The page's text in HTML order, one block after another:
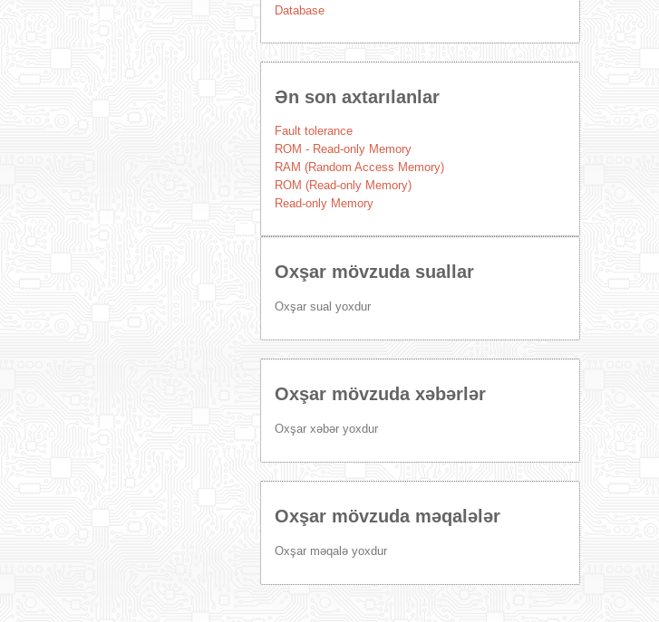
Database
Ən son axtarılanlar
Fault tolerance
ROM - Read-only Memory
RAM (Random Access Memory)
ROM (Read-only Memory)
Read-only Memory
Oxşar mövzuda suallar
Oxşar sual yoxdur
Oxşar mövzuda xəbərlər
Oxşar xəbər yoxdur
Oxşar mövzuda məqalələr
Oxşar məqalə yoxdur